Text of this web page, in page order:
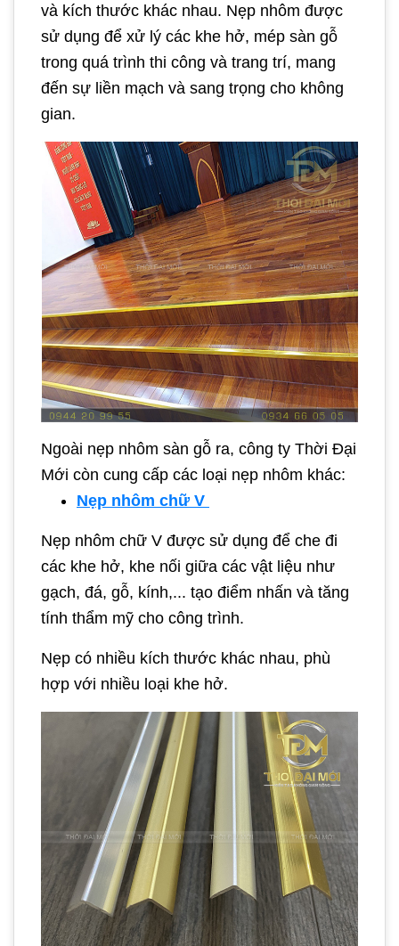
và kích thước khác nhau. Nẹp nhôm được
sử dụng để xử lý các khe hở, mép sàn gỗ
trong quá trình thi công và trang trí, mang
đến sự liền mạch và sang trọng cho không
gian.
Ngoài nẹp nhôm sàn gỗ ra, công ty Thời Đại
Mới còn cung cấp các loại nẹp nhôm khác:
Nẹp nhôm chữ V
Nẹp nhôm chữ V được sử dụng để che đi
các khe hở, khe nối giữa các vật liệu như
gạch, đá, gỗ, kính,... tạo điểm nhấn và tăng
tính thẩm mỹ cho công trình.
Nẹp có nhiều kích thước khác nhau, phù
hợp với nhiều loại khe hở.